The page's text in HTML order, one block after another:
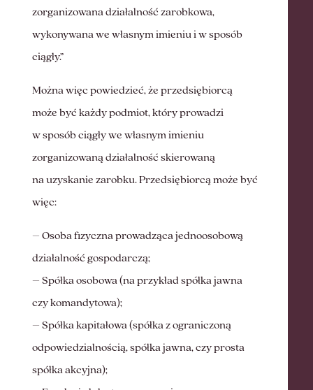
zorganizowana działalność zarobkowa,
wykonywana we własnym imieniu i w sposób
ciągły.”
Można więc powiedzieć, że przedsiębiorcą
może być każdy podmiot, który prowadzi
w sposób ciągły we własnym imieniu
zorganizowaną działalność skierowaną
na uzyskanie zarobku. Przedsiębiorcą może być
więc:
– Osoba fizyczna prowadząca jednoosobową
działalność gospodarczą;
– Spółka osobowa (na przykład spółka jawna
czy komandytowa);
– Spółka kapitałowa (spółka z ograniczoną
odpowiedzialnością, spółka jawna, czy prosta
spółka akcyjna);